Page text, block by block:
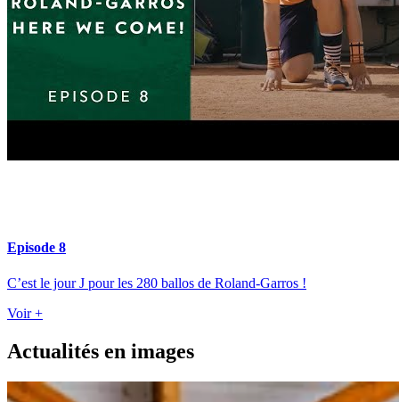
Episode 8
C’est le jour J pour les 280 ballos de Roland-Garros !
Voir +
Actualités en images